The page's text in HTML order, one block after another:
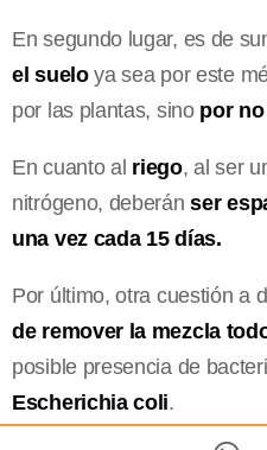
En segundo lugar, es de
el sueloya sea por este
por las plantas, sino por
En cuanto al riego, al ser
nitrógeno, deberánser
una vez cada 15 días.
Por último, otra cuestión a
de remover la mezcla
posible presencia de
Escherichia coli.